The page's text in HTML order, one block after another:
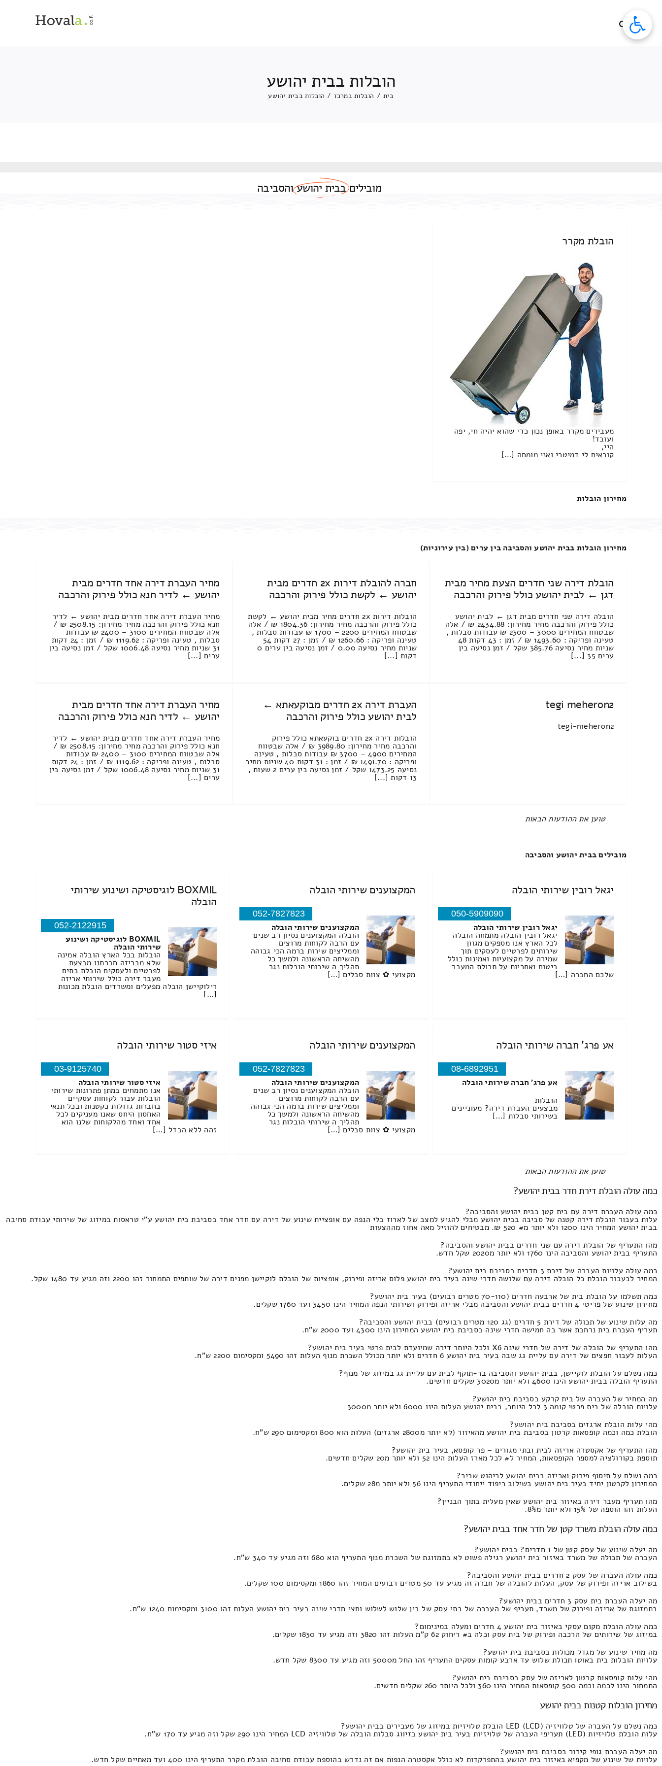
הובלות בבית יהושע
בית / הובלות במרכז / הובלות בבית יהושע
מוביליםבבית יהושעוהסביבה
הובלת מקרר
מעבירים מקרר באופן נכון כדי שהוא יהיה חי, יפה
ועובד!
היי,
קוראים לי דמיטרי ואני מומחה […]
מחירון הובלות
מחירון הובלות בבית יהושע והסביבה בין ערים (בין עירוניות)
הובלת דירה שני חדרים הצעת מחיר מבית
דגן ← לבית יהושע כולל פירוק והרכבה
הובלה דירה שני חדרים מבית דגן ← לבית יהושע
כולל פירוק והרכבה מחיר מחירון: 2434.88 ₪ / אלה
שבטווח המחירים 3000 – 2300 ₪ עבודות סבלות ,
טעינה ופריקה : 1493.60 ₪ / זמן : 43 דקות 48
שניות מחיר נסיעה 385.76 שקל / זמן נסיעה בין
ערים 35 [...]
חברה להובלת דירות 2x חדרים מבית
יהושע ← לקשת כולל פירוק והרכבה
הובלות דירות 2x חדרים מחיר מבית יהושע ← לקשת
כולל פירוק והרכבה מחיר מחירון: 1804.36 ₪ / אלה
שבטווח המחירים 2200 – 1700 ₪ עבודות סבלות ,
טעינה ופריקה : 1260.66 ₪ / זמן : 27 דקות 54
שניות מחיר נסיעה 0.00 / זמן נסיעה בין ערים 0
דקות [...]
מחיר העברת דירה אחד חדרים מבית
יהושע ← לדיר חנא כולל פירוק והרכבה
מחיר העברת דירה אחד חדרים מבית יהושע ← לדיר
חנא כולל פירוק והרכבה מחיר מחירון: 2508.15 ₪ /
אלה שבטווח המחירים 3100 – 2400 ₪ עבודות
סבלות , טעינה ופריקה : 1119.62 ₪ / זמן : 24 דקות
31 שניות מחיר נסיעה 1006.48 שקל / זמן נסיעה בין
ערים [...]
tegi meheron2
tegi-meheron2
העברת דירה 2x חדרים מבוקעאתא ←
לבית יהושע כולל פירוק והרכבה
הובלות דירה 2x חדרים בוקעאתא כולל פירוק
והרכבה מחיר מחירון: 3989.80 ₪ / אלה שבטווח
המחירים 4900 – 3700 ₪ עבודות סבלות , טעינה
ופריקה : 1491.70 ₪ / זמן : 31 דקות 40 שניות מחיר
נסיעה 1473.25 שקל / זמן נסיעה בין ערים 2 שעות ,
13 דקות [...]
מחיר העברת דירה אחד חדרים מבית
יהושע ← לדיר חנא כולל פירוק והרכבה
מחיר העברת דירה אחד חדרים מבית יהושע ← לדיר
חנא כולל פירוק והרכבה מחיר מחירון: 2508.15 ₪ /
אלה שבטווח המחירים 3100 – 2400 ₪ עבודות
סבלות , טעינה ופריקה : 1119.62 ₪ / זמן : 24 דקות
31 שניות מחיר נסיעה 1006.48 שקל / זמן נסיעה בין
ערים [...]
All items displayed.
מובילים בבית יהושע והסביבה
יגאל רובין שירותי הובלה
050-5909090
יגאל רובין שירותי הובלה
יגאל רובין הובלה מתמחה הובלה
לכל הארץ אנו מספקים מגוון
שירותים לפרטיים לעסקים תוך
שמירה על מקצועיות ואמינות כולל
ביטוח ואחריות על תכולת המעבר
שלכם החברה […]
המקצוענים שירותי הובלה
052-7827823
המקצוענים שירותי הובלה
הובלה המקצוענים נסיון רב שנים
עם הרבה לקוחות מרוצים
וממליצים שירות ברמה הכי גבוהה
מהשיחה הראשונה ולמשך כל
תהליך ה שירותי הובלות נגר
מקצועי ✿ צוות סבלים […]
BOXMIL לוגיסטיקה ושינוע שירותי
הובלה
052-2122915
BOXMIL לוגיסטיקה ושינוע
שירותי הובלה
הובלות בכל הארץ הובלה אמינה
שלא מבריזה חברתנו מבצעת
לפרטיים ולעסקים הובלת בתים
מעבר דירה כולל שירותי אריזה
רילוקיישן הובלה מפעלים ומשרדים הובלת מכונות
[…]
אע פרג' חברה שירותי הובלה
08-6892951
אע פרג' חברה שירותי הובלה
הובלות
מבצעים העברת דירה? מעוניינים
בשירותי סבלות […]
המקצוענים שירותי הובלה
052-7827823
המקצוענים שירותי הובלה
הובלה המקצוענים נסיון רב שנים
עם הרבה לקוחות מרוצים
וממליצים שירות ברמה הכי גבוהה
מהשיחה הראשונה ולמשך כל
תהליך ה שירותי הובלות נגר
מקצועי ✿ צוות סבלים […]
איזי סטור שירותי הובלה
03-9125740
איזי סטור שירותי הובלה
אנו מתמחים במתן פתרונות שירותי
הובלות עבור לקוחות עסקיים
בחברות גדולות כקטנות ובכל תנאי
האחסון היחס שאנו מעניקים לכל
אחד ואחד מהלקוחות שלנו הוא
זהה ללא הבדל […]
All items displayed.
כמה עולה הובלת דירת חדר בבית יהושע?
כמה עולה העברת דירה עם בית קטן בבית יהושע והסביבה?
עלות בעבור הובלת דירה קטנה של סביבה בבית יהושע מבלי להגיע למצב של לארוז בלי הנפה עם אופציית שינוע של דירה עם חדר אחד בסביבת בית יהושע ע"י טראסות במיזוג של שירותי עבודת סחיבה
בבית יהושע המחיר הינו 1200 ולא יותר מ# 520 ₪. מבטיחים להוזיל מאה אחוז מההצעות
מהו התעריף של הובלת דירה עם שני חדרים בבית יהושע והסביבה?
התעריף בבית יהושע והסביבה הינו 1760 ולא יותר מ2020 שקל חדש.
כמה עולה עלויות העברה של דירת 3 חדרים בסביבת בית יהושע?
המחיר לבעבור הובלת כל הובלה דירה עם שלושה חדרי שינה בעיר בית יהושע פלוס אריזה ופירוק, אופציות של הובלת לוקיישן מפנים דירה של שותפים התמחור זהו 2200 וזה מגיע עד 1480 שקל.
כמה תשלמו על הובלת בית של ארבעה חדרים (70-110 מטרים רבועים) בעיר בית יהושע?
מחירון שינוע של פריטי 4 חדרים בבית יהושע והסביבה מבלי אריזה ופירוק ושירותי הנפה המחיר הינו 3450 ועד 1760 שקלים.
מה עלות שינוע של תכולה של דירת 5 חדרים (גג 120 מטרים רבועים) בבית יהושע והסביבה?
תעריף העברת בית נרחבת אשר בה חמישה חדרי שינה בסביבת בית יהושע המחירון הינו 4300 ועד 2000 ש"ח.
מהו התעריף של הובלה של דירה של חדרי שינה X6 ולכל היותר דירה שמיועדת לבית פרטי בעיר בית יהושע?
העלות לעבור חפצים של דירה עם עליית גג שבה בעיר בית יהושע 6 חדרים ולא יותר מכולל השכרת מנוף העלות זהו 5490 ומקסימום 2200 ש"ח.
כמה נשלם על הובלת לוקיישן, בבית יהושע והסביבה בר-תוקף לבית עם עליית גג במיזוג של מנוף?
התעריף הובלה בבית יהושע הינו 4600 ולא יותר מ3020 שקלים חדשים.
מה המחיר של העברה של בית קרקע בסביבת בית יהושע?
עלויות הובלה של בית פרטי קומה 3 לכל היותר, בבית יהושע העלות הינו 6000 ולא יותר מ3000
מהי עלות הובלת ארגזים בסביבת בית יהושע?
הובלת כמה וכמה קופסאות קרטון בסביבת בית יהושע מהאיזור (לא יותר מ2800 ארגזים) העלות הוא 800 ומקסימום 290 ש"ח.
מהו התעריף של אקסטרה אריזה לבית ובתי מגורים – פר קופסא, בעיר בית יהושע?
תוספת בקורולציה למספר הקופסאות, המחיר ל# לכל מארז העלות הינו 52 ולא יותר מ20 שקלים חדשים.
כמה נשלם על תיסוף פירוק ואריזה בבית יהושע לריהוט שביר?
המחירון לקרטון יחיד בעיר בית יהושע בשילוב ריפוד ייחודי התעריף הינו 56 ולא יותר מ28 שקלים.
מהו תעריף מעבר דירה באיזור בית יהושע שאין מעלית בתוך הבניין?
העלות זהו הוספה של 15% ולא יותר מ8%.
כמה עולה הובלת משרד קטן של חדר אחד בבית יהושע?
מה יעלה שינוע של עסק קטן של 1 חדרים? בבית יהושע?
העברה של תכולה של משרד באיזור בית יהושע רגילה פשוט לא בתמזוגת של השכרת מנוף התעריף הוא 680 וזה מגיע עד 340 ש"ח.
כמה עולה העברה של עסק 2 חדרים בבית יהושע והסביבה?
בשילוב אריזה ופירוק של עסק, העלות להובלה של חברה זה מגיע עד 50 מטרים רבועים המחיר זהו 1860 ומקסימום 100 שקלים.
מה יעלה העברת בית עסק 3 חדרים בבית יהושע?
בתמזוגת של אריזה ופירוק של משרד, תעריף של העברה של בתי עסק של בין שלוש לשלוש וחצי חדרי שינה בעיר בית יהושע העלות זהו 3100 ומקסימום 1240 ש"ח.
כמה עולה הובלת מקום עסקי באיזור בית יהושע 4 חדרים ומעלה במינימום?
במיזוג של שירותים של הרכבה ופירוק של בית עסק וכלה ב# ריחוק 62 ק"מ העלות זהו 3820 וזה מגיע עד 1830 שקלים.
מה מחיר שינוע של מגדל מכולות בסביבת בית יהושע?
עלויות הובלות בית באוטו תכולת שלוש עד ארבע קומות עסקים התעריף זהו החל מ5000 וזה מגיע עד 8300 שקל חדש.
מהי עלות קופסאות קרטון לאריזה של עסק בסביבת בית יהושע?
התמחור הינו לכמה וכמה 500 קופסאות המחיר הינו 360 ולכל היותר 260 שקלים חדשים.
מחירון הובלות קטנות בבית יהושע
כמה נשלם על העברה של טלוויזיה LED (LCD) הובלת טלויזיות במיזוג של מעבירים בבית יהושע?
עלות הובלת טלויזיות (LED) תעריפי העברה של טלויזיות בעיר בית יהושע בזיווג סבלות הובלה של טלוויזיה LCD המחיר הינו 290 שקל וזה מגיע עד 170 ש"ח.
מה יעלה העברת גופי קירור בסביבת בית יהושע?
עלויות של שינוע של מקפיא באיזור בית יהושע בהתפרקדות לא כולל אקסטרה הנפות אם זה נדרש בהוספת עבודת סחיבה הובלת מקרר התעריף הינו 400 ועד מאתיים שקל חדש.